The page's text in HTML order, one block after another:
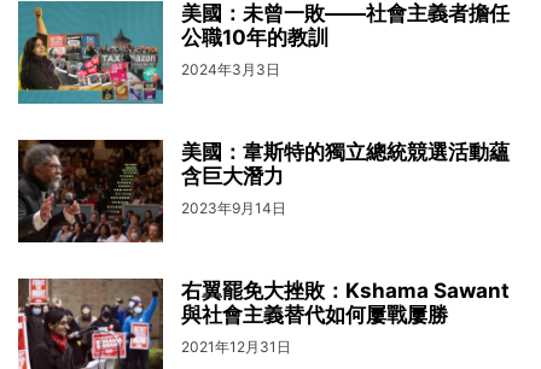
美國：未曾一敗——社會主義者擔任
公職10年的教訓
2024年3月3日
美國：韋斯特的獨立總統競選活動蘊
含巨大潛力
2023年9月14日
右翼罷免大挫敗：Kshama Sawant
與社會主義替代如何屢戰屢勝
2021年12月31日